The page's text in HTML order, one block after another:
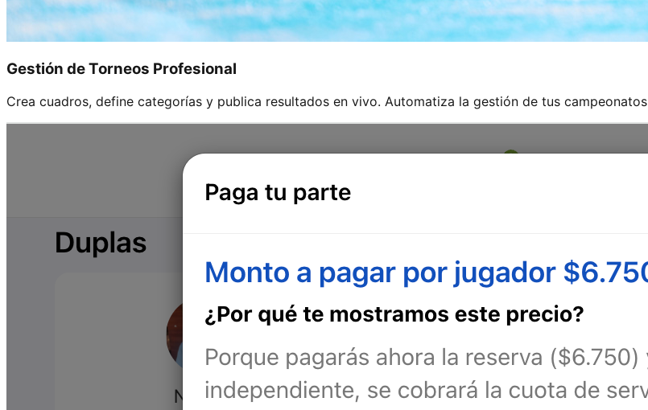
Gestión de Torneos Profesional
Crea cuadros, define categorías y publica resultados en vivo. Automatiza la gestión de tus